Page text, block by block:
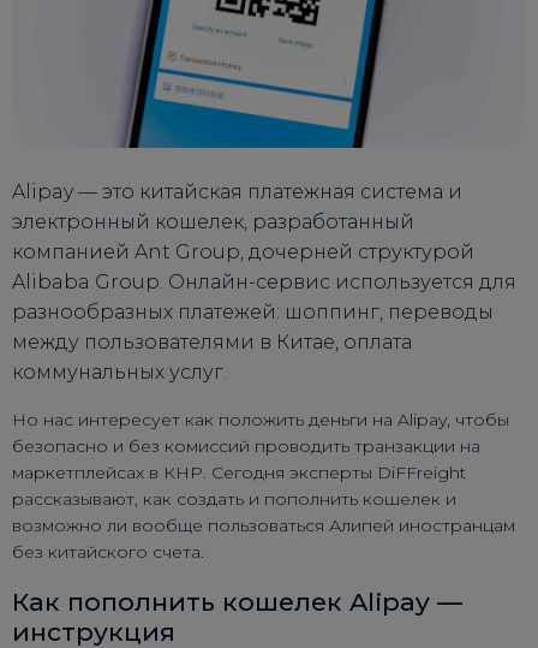
Alipay — это китайская платежная система и
электронный кошелек, разработанный
компанией Ant Group, дочерней структурой
Alibaba Group. Онлайн-сервис используется для
разнообразных платежей: шоппинг, переводы
между пользователями в Китае, оплата
коммунальных услуг.
Но нас интересует как положить деньги на Alipay, чтобы
безопасно и без комиссий проводить транзакции на
маркетплейсах в КНР. Сегодня эксперты DiFFreight
рассказывают, как создать и пополнить кошелек и
возможно ли вообще пользоваться Алипей иностранцам
без китайского счета.
Как пополнить кошелек Alipay —
инструкция